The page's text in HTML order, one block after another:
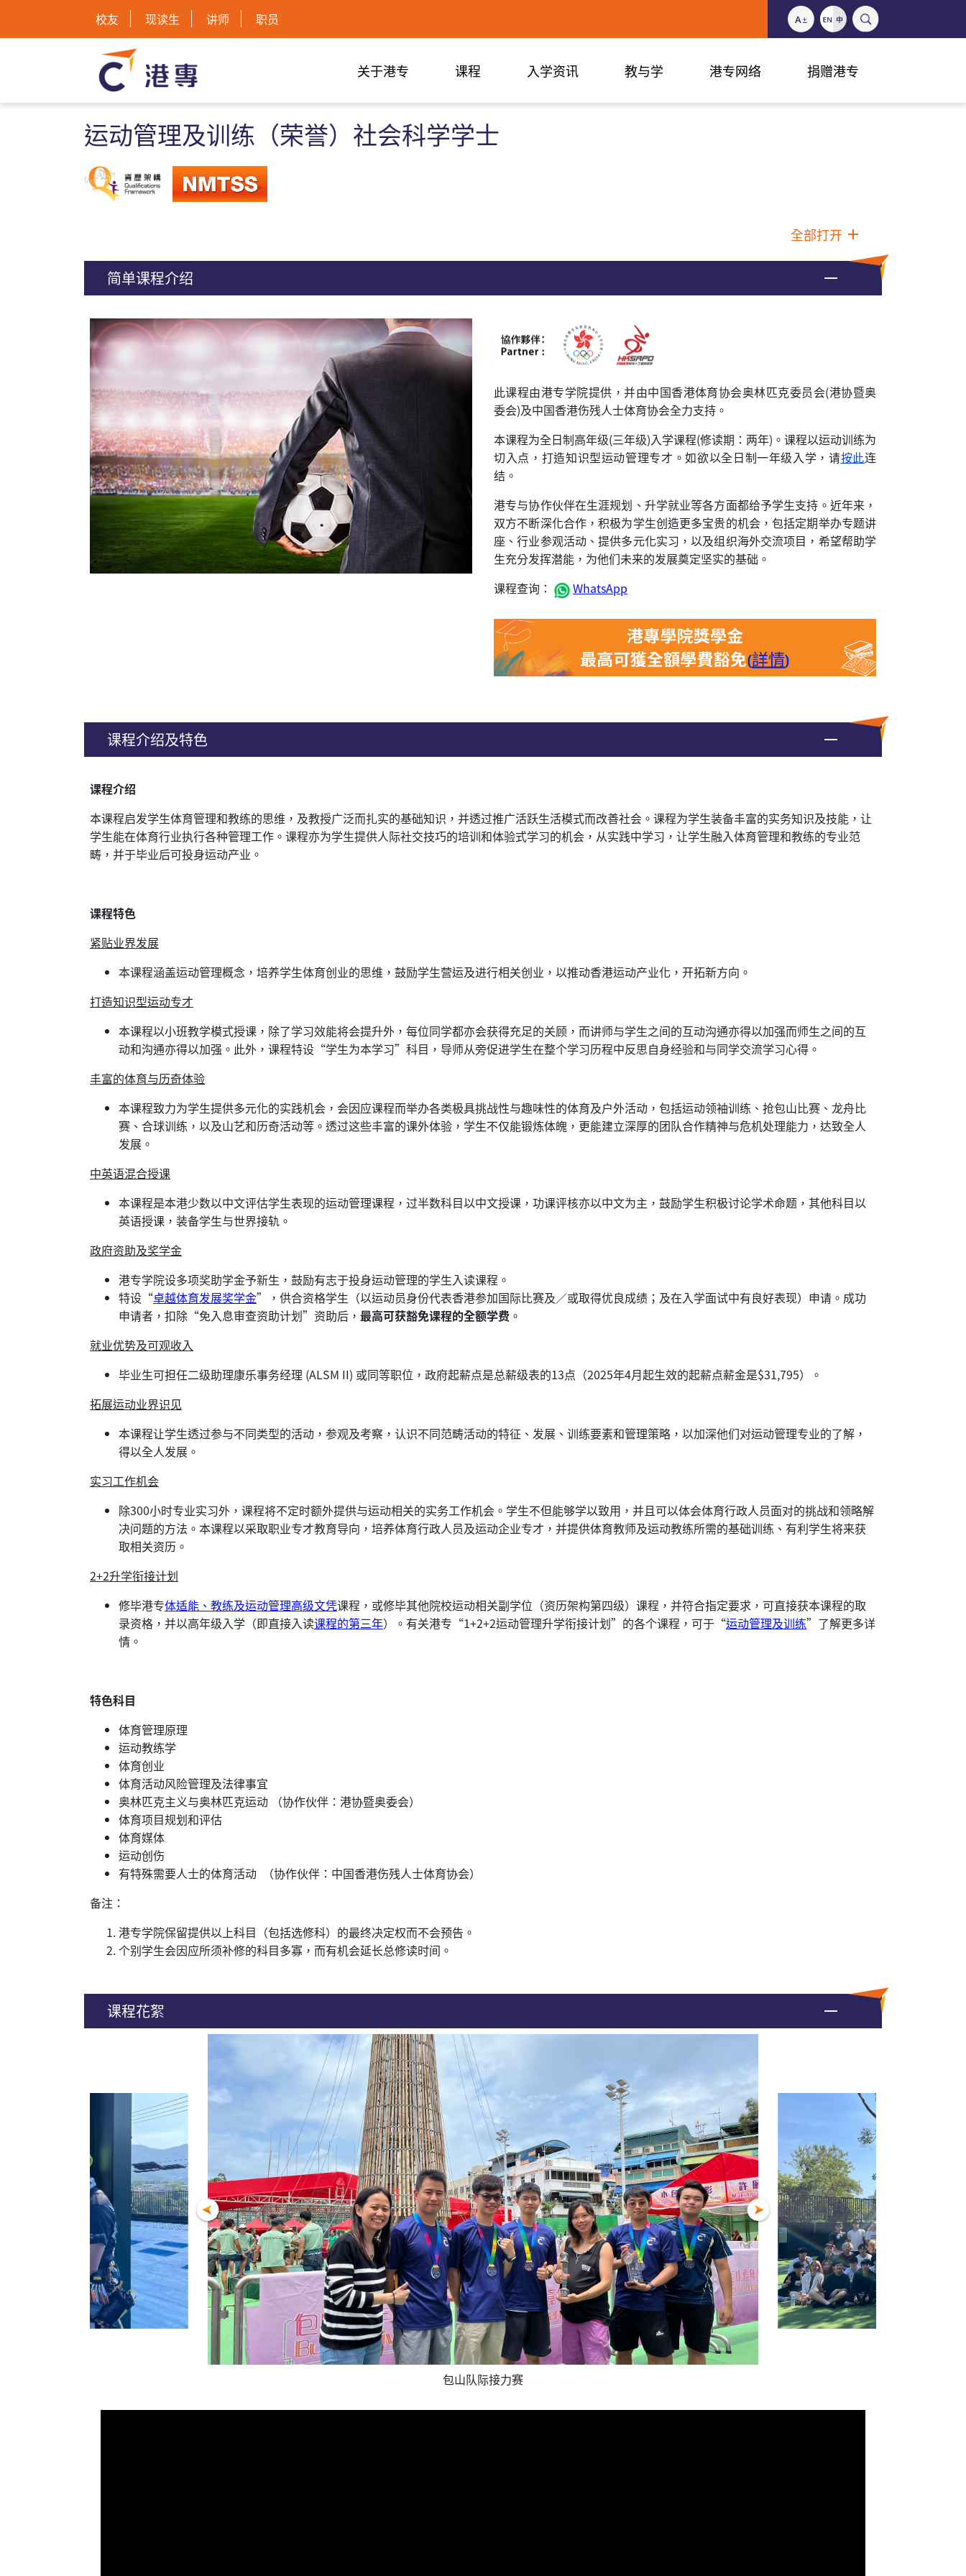
校友 现读生 讲师 职员
关于港专 课程 入学资讯 教与学 港专网络 捐赠港专
运动管理及训练（荣誉）社会科学学士
全部打开
简单课程介绍
此课程由港专学院提供，并由中国香港体育协会奥林匹克委员会(港协暨奥
委会)及中国香港伤残人士体育协会全力支持。
本课程为全日制高年级(三年级)入学课程(修读期：两年)。课程以运动训练为
切入点，打造知识型运动管理专才。如欲以全日制一年级入学，请按此连
结。
港专与协作伙伴在生涯规划、升学就业等各方面都给予学生支持。近年来，
双方不断深化合作，积极为学生创造更多宝贵的机会，包括定期举办专题讲
座、行业参观活动、提供多元化实习，以及组织海外交流项目，希望帮助学
生充分发挥潜能，为他们未来的发展奠定坚实的基础。
课程查询：
WhatsApp
课程介绍及特色
课程介绍
本课程启发学生体育管理和教练的思维，及教授广泛而扎实的基础知识，并透过推广活跃生活模式而改善社会。课程为学生装备丰富的实务知识及技能，让
学生能在体育行业执行各种管理工作。课程亦为学生提供人际社交技巧的培训和体验式学习的机会，从实践中学习，让学生融入体育管理和教练的专业范
畴，并于毕业后可投身运动产业。
课程特色
紧贴业界发展
本课程涵盖运动管理概念，培养学生体育创业的思维，鼓励学生营运及进行相关创业，以推动香港运动产业化，开拓新方向。
打造知识型运动专才
本课程以小班教学模式授课，除了学习效能将会提升外，每位同学都亦会获得充足的关顾，而讲师与学生之间的互动沟通亦得以加强而师生之间的互
动和沟通亦得以加强。此外，课程特设“学生为本学习”科目，导师从旁促进学生在整个学习历程中反思自身经验和与同学交流学习心得。
丰富的体育与历奇体验
本课程致力为学生提供多元化的实践机会，会因应课程而举办各类极具挑战性与趣味性的体育及户外活动，包括运动领袖训练、抢包山比赛、龙舟比
赛、合球训练，以及山艺和历奇活动等。透过这些丰富的课外体验，学生不仅能锻炼体魄，更能建立深厚的团队合作精神与危机处理能力，达致全人
发展。
中英语混合授课
本课程是本港少数以中文评估学生表现的运动管理课程，过半数科目以中文授课，功课评核亦以中文为主，鼓励学生积极讨论学术命题，其他科目以
英语授课，装备学生与世界接轨。
政府资助及奖学金
港专学院设多项奖助学金予新生，鼓励有志于投身运动管理的学生入读课程。
特设“卓越体育发展奖学金”，供合资格学生（以运动员身份代表香港参加国际比赛及／或取得优良成绩；及在入学面试中有良好表现）申请。成功
申请者，扣除“免入息审查资助计划”资助后， 最高可获豁免课程的全额学费 。
就业优势及可观收入
毕业生可担任二级助理康乐事务经理 (ALSM II) 或同等职位，政府起薪点是总薪级表的13点（2025年4月起生效的起薪点薪金是$31,795）。
拓展运动业界识见
本课程让学生透过参与不同类型的活动，参观及考察，认识不同范畴活动的特征、发展、训练要素和管理策略，以加深他们对运动管理专业的了解，
得以全人发展。
实习工作机会
除300小时专业实习外，课程将不定时额外提供与运动相关的实务工作机会。学生不但能够学以致用，并且可以体会体育行政人员面对的挑战和领略解
决问题的方法。本课程以采取职业专才教育导向，培养体育行政人员及运动企业专才，并提供体育教师及运动教练所需的基础训练、有利学生将来获
取相关资历。
2+2升学衔接计划
修毕港专体适能、教练及运动管理高级文凭课程，或修毕其他院校运动相关副学位（资历架构第四级）课程，并符合指定要求，可直接获本课程的取
录资格，并以高年级入学（即直接入读课程的第三年）。有关港专“1+2+2运动管理升学衔接计划”的各个课程，可于“运动管理及训练”了解更多详
情。
特色科目
体育管理原理
运动教练学
体育创业
体育活动风险管理及法律事宜
奥林匹克主义与奥林匹克运动 （协作伙伴：港协暨奥委会）
体育项目规划和评估
体育媒体
运动创伤
有特殊需要人士的体育活动 （协作伙伴：中国香港伤残人士体育协会）
备注：
港专学院保留提供以上科目（包括选修科）的最终决定权而不会预告。
个别学生会因应所须补修的科目多寡，而有机会延长总修读时间。
课程花絮
包山队际接力赛